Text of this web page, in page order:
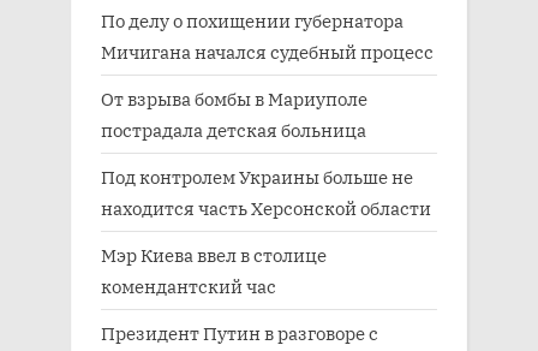
По делу о похищении губернатора
Мичигана начался судебный процесс
От взрыва бомбы в Мариуполе
пострадала детская больница
Под контролем Украины больше не
находится часть Херсонской области
Мэр Киева ввел в столице
комендантский час
Президент Путин в разговоре с